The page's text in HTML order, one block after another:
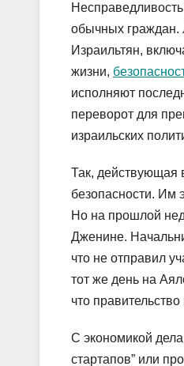
обычных граждан.
Израильтян,
жизни,
исполняют
переворот для
израильских
Так, действующая
безопасности. Им
Но на прошлой
Дженине.
что не отправил
тот же день на
что
С экономикой
стартапов” или